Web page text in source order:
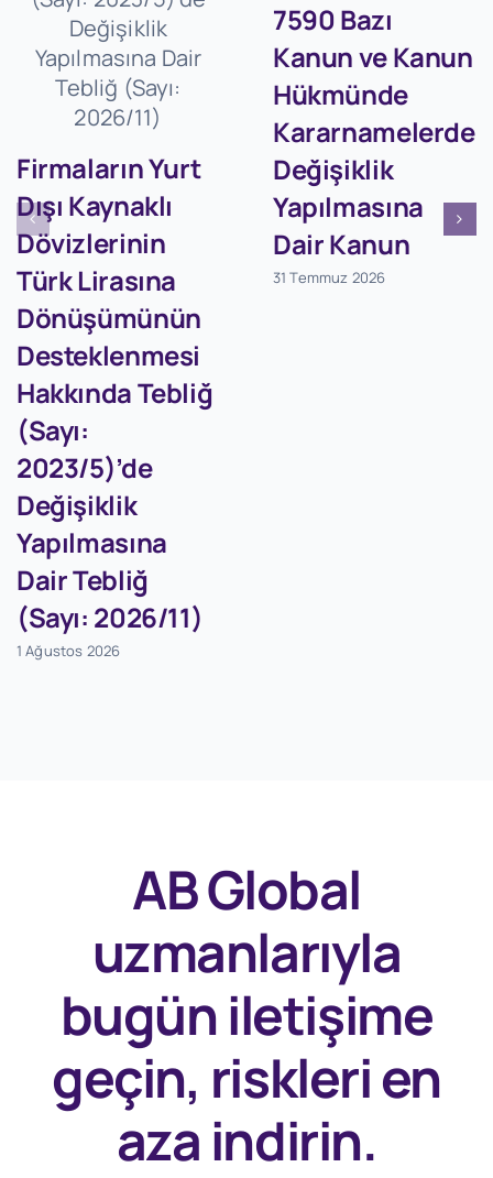
Firmaların Yurt
Dışı Kaynaklı
Dövizlerinin
Türk Lirasına
Dönüşümünün
Desteklenmesi
Hakkında Tebliğ
(Sayı:
2023/5)’de
Değişiklik
Yapılmasına
Dair Tebliğ
(Sayı: 2026/11)
1 Ağustos 2026
7590 Bazı
Kanun ve Kanun
Hükmünde
Kararnamelerde
Değişiklik
Yapılmasına
Dair Kanun
31 Temmuz 2026
AB Global
uzmanlarıyla
bugüniletişime
geçin, riskleri en
aza indirin.